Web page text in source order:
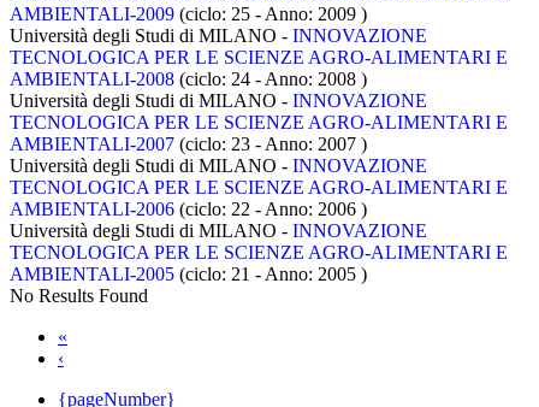
AMBIENTALI-2009 (ciclo: 25 - Anno: 2009 )
Università degli Studi di MILANO - INNOVAZIONE
TECNOLOGICA PER LE SCIENZE AGRO-ALIMENTARI E
AMBIENTALI-2008 (ciclo: 24 - Anno: 2008 )
Università degli Studi di MILANO - INNOVAZIONE
TECNOLOGICA PER LE SCIENZE AGRO-ALIMENTARI E
AMBIENTALI-2007 (ciclo: 23 - Anno: 2007 )
Università degli Studi di MILANO - INNOVAZIONE
TECNOLOGICA PER LE SCIENZE AGRO-ALIMENTARI E
AMBIENTALI-2006 (ciclo: 22 - Anno: 2006 )
Università degli Studi di MILANO - INNOVAZIONE
TECNOLOGICA PER LE SCIENZE AGRO-ALIMENTARI E
AMBIENTALI-2005 (ciclo: 21 - Anno: 2005 )
No Results Found
«
‹
{pageNumber}